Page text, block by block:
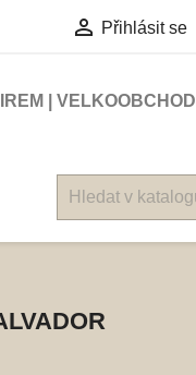
 Přihlásit se
| VELKOOBCHOD